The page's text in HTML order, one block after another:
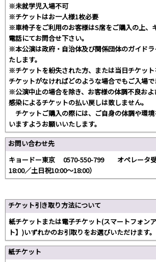
※未就学児入場不可
※チケットはお一人様1枚必要
※車椅子をご利用のお客様はS席をご購入の上、
電話にてお問合せ下さい。
※本公演は政府・自治体及び関係団体のガイド
たします。
※チケットを紛失された方、または当日チケッ
チケットがなければどのような場合でもご入場で
※公演中止の場合を除き、お客様の体調不良お
感染によるチケットの払い戻しは致しません。
チケットご購入の際には、ご自身の体調や環
いますようお願いいたします。
お問い合わせ先
キョードー東京 0570-550-799 オペレータ受
18:00／土日祝10:00〜18:00）
チケット引き取り方法について
紙チケットまたは電子チケット(スマートフォン
ト】)いずれかのお引取りをお選びいただけます。
紙チケット